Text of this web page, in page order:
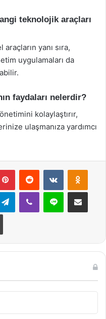
teknolojik araçları
araçların yanı sıra,
uygulamaları da
faydaları nelerdir?
kolaylaştırır,
ulaşmanıza yardımcı
PinterestReddit VKontakte
TelegramViber Line E-Posta ile
Yazdır